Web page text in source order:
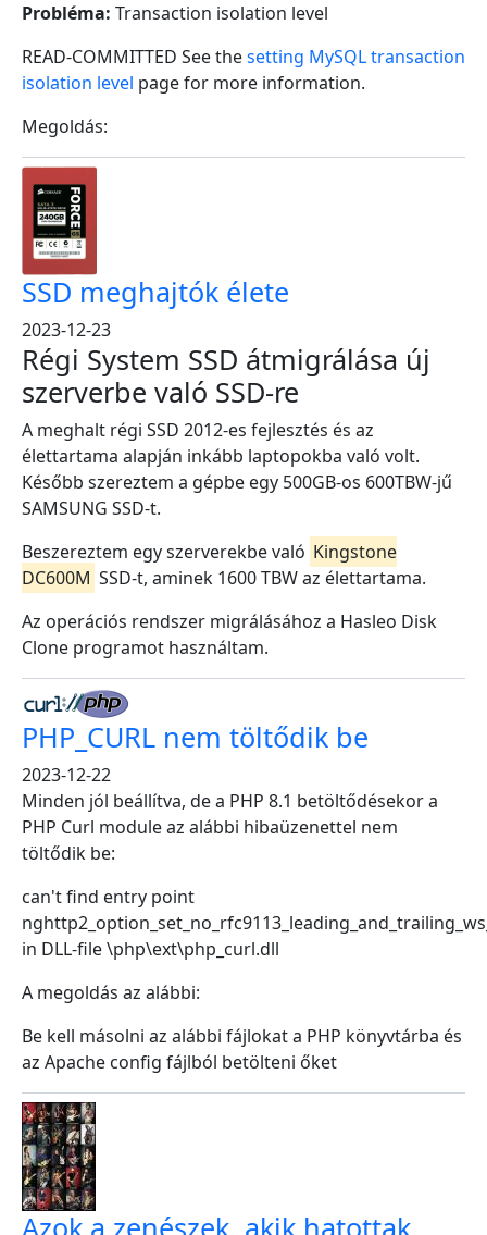
Probléma: Transaction isolation level
READ-COMMITTED See thesetting MySQL transaction
isolation level page for more information.
Megoldás:
SSD meghajtók élete
2023-12-23
Régi System SSD átmigrálása új
szerverbe való SSD-re
A meghalt régi SSD 2012-es fejlesztés és az
élettartama alapján inkább laptopokba való volt.
Később szereztem a gépbe egy 500GB-os 600TBW-jű
SAMSUNG SSD-t.
Beszereztem egy szerverekbe való Kingstone
DC600M SSD-t, aminek 1600 TBW az élettartama.
Az operációs rendszer migrálásához a Hasleo Disk
Clone programot használtam.
PHP_CURL nem töltődik be
2023-12-22
Minden jól beállítva, de a PHP 8.1 betöltődésekor a
PHP Curl module az alábbi hibaüzenettel nem
töltődik be:
can't find entry point
in DLL-file \php\ext\php_curl.dll
A megoldás az alábbi:
Be kell másolni az alábbi fájlokat a PHP könyvtárba és
az Apache config fájlból betölteni őket
Azok a zenészek, akik hatottak